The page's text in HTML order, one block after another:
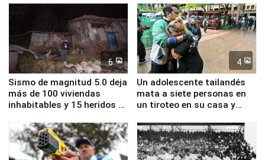
6
Sismo de magnitud 5.0 deja
más de 100 viviendas
inhabitables y 15 heridos en
4
Un adolescente tailandés
mata a siete personas en
un tiroteo en su casa y